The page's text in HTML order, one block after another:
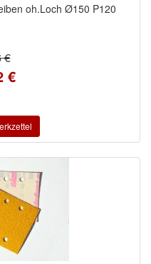
oh.Loch Ø150 P120
€
€